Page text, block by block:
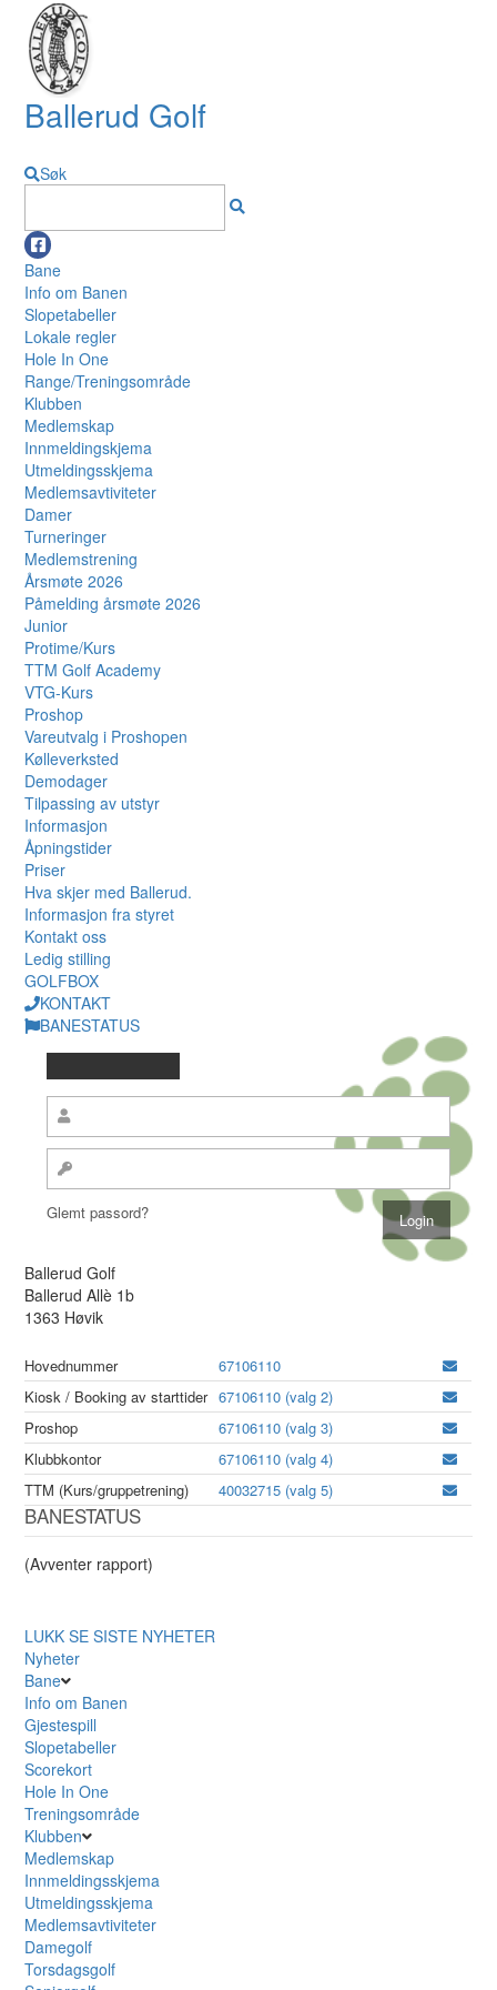
Ballerud Golf
Søk
Bane
Info om Banen
Slopetabeller
Lokale regler
Hole In One
Range/Treningsområde
Klubben
Medlemskap
Innmeldingskjema
Utmeldingsskjema
Medlemsavtiviteter
Damer
Turneringer
Medlemstrening
Årsmøte 2026
Påmelding årsmøte 2026
Junior
Protime/Kurs
TTM Golf Academy
VTG-Kurs
Proshop
Vareutvalg i Proshopen
Kølleverksted
Demodager
Tilpassing av utstyr
Informasjon
Åpningstider
Priser
Hva skjer med Ballerud.
Informasjon fra styret
Kontakt oss
Ledig stilling
GOLFBOX
KONTAKT
BANESTATUS
Glemt passord?
Ballerud Golf
Ballerud Allè 1b
1363 Høvik
Hovednummer
67106110
Kiosk / Booking av starttider 67106110 (valg 2)
Proshop
67106110 (valg 3)
Klubbkontor
67106110 (valg 4)
TTM (Kurs/gruppetrening)
40032715 (valg 5)
BANESTATUS
(Avventer rapport)
LUKK SE SISTE NYHETER
Nyheter
Bane
Info om Banen
Gjestespill
Slopetabeller
Scorekort
Hole In One
Treningsområde
Klubben
Medlemskap
Innmeldingsskjema
Utmeldingsskjema
Medlemsavtiviteter
Damegolf
Torsdagsgolf